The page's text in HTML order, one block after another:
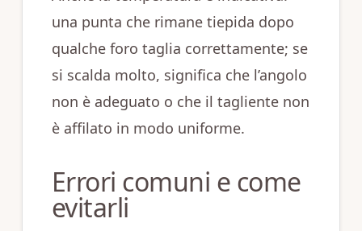
una punta che rimane tiepida dopo
qualche foro taglia correttamente; se
si scalda molto, significa che l’angolo
non è adeguato o che il tagliente non
è affilato in modo uniforme.
Errori comuni e come
evitarli